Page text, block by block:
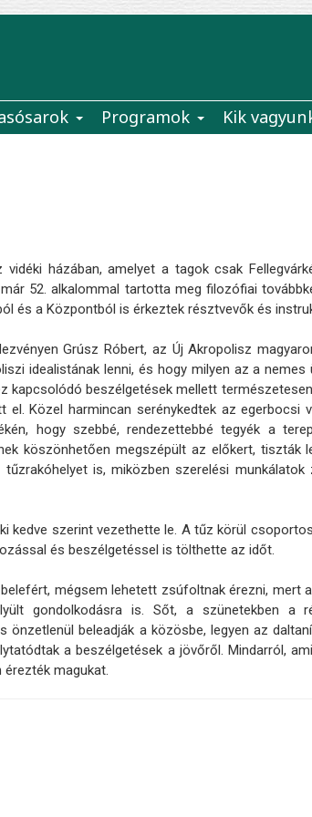
Programok Kik
vidéki házában, amelyet a tagok csak
52. alkalommal tartotta meg filozófiai
és a Központból is érkeztek résztvevők és
Grúsz Róbert, az Új Akropolisz
idealistának lenni, és hogy milyen az a
kapcsolódó beszélgetések mellett
el. Közel harmincan serénykedtek az egerbocsi
hogy szebbé, rendezettebbé tegyék a
köszönhetően megszépült az előkert, tiszták
is, miközben szerelési
szerint vezethette le. A tűz körül
és beszélgetéssel is tölthette az időt.
mégsem lehetett zsúfoltnak érezni, mert
gondolkodásra is. Sőt, a szünetekben a
beleadják a közösbe, legyen az
a beszélgetések a jövőről. Mindarról,
érezték magukat.